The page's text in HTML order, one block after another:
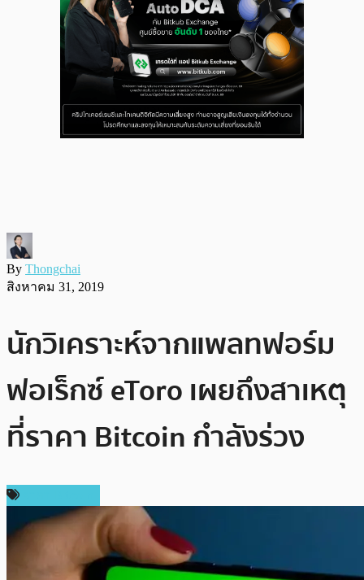
By Thongchai
สิงหาคม 31, 2019
นักวิเคราะห์จากแพลทฟอร์ม
ฟอเร็กซ์ eToro เผยถึงสาเหตุ
ที่ราคา Bitcoin กำลังร่วง